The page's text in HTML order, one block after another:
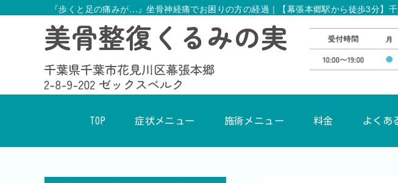
『歩くと足の痛みが…』坐骨神経痛でお困りの方の経過｜【幕張本郷駅から徒歩3分】
TOP 症状メニュー 施術メニュー 料金 よくあ